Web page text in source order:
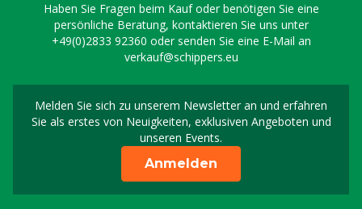
Haben Sie Fragen beim Kauf oder benötigen Sie eine
persönliche Beratung, kontaktieren Sie uns unter
+49(0)2833 92360 oder senden Sie eine E-Mail an
verkauf@schippers.eu
Melden Sie sich zu unserem Newsletter an und erfahren
Sie als erstes von Neuigkeiten, exklusiven Angeboten und
unseren Events.
Melden Sie sich für
Anmelden